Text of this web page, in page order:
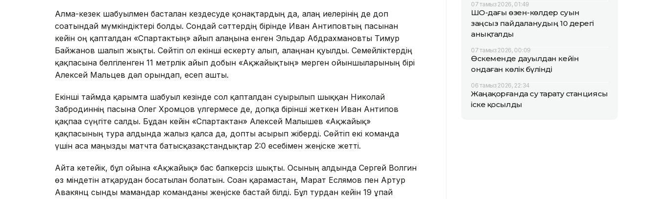
Алма-кезек шабуылмен басталған кездесуде қонақтардың да, алаң иелерінің де доп
соғатындай мүмкіндіктері болды. Сондай сәттердің бірінде Иван Антиповтың пасынан
кейін оң қапталдан «Спартактың» айып алаңына енген Эльдар Абдрахмановты Тимур
Байжанов шалып жықты. Сөйтіп ол екінші ескерту алып, алаңнан қуылды. Семейліктердің
қақпасына белгіленген 11 метрлік айып добын «Ақжайықтың» мерген ойыншыларының бірі
Алексей Мальцев дәл орындап, есеп ашты.
Екінші таймда қарымта шабуыл кезінде сол қапталдан суырылып шыққан Николай
Забродиннің пасына Олег Хромцов үлгермесе де, допқа бірінші жеткен Иван Антипов
қақпаға сүңгіте салды. Бұдан кейін «Спартактан» Алексей Малышев «Ақжайық»
қақпасының тура алдында жалғыз қалса да, допты асырып жіберді. Сөйтіп екі команда
үшін аса маңызды матчта батысқазақстандықтар 2:0 есебімен жеңіске жетті.
Айта кетейік, бұл ойынға «Ақжайық» бас бапкерсіз шықты. Осының алдында Сергей Волгин
өз міндетін атқарудан босатылған болатын. Соған қарамастан, Марат Еслямов пен Артур
Авакянц сынды мамандар команданы жеңіске бастай білді. Бұл турдан кейін 19 ұпай
07 тамыз 2026, 01:49
ШҚО-дағы өзен-көлдер суын
заңсыз пайдаланудың 10 дерегі
анықталды
07 тамыз 2026, 00:09
Өскеменде дауылдан кейін
ондаған көлік бүлінді
06 тамыз 2026, 22:34
Жаңақорғанда су тарату станциясы
іске қосылды